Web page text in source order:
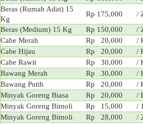
Beras (Rumah Adat) 15
Kg
Rp 175,000
/
Beras (Medium) 15 Kg
Rp 150,000
/
Cabe Merah
Rp 20,000
/
Cabe Hijau
Rp 20,000
/
Cabe Rawit
Rp 30,000
/
Bawang Merah
Rp 30,000
/
Bawang Putih
Rp 20,000
/
Minyak Goreng Biasa
Rp 20,000
/
Minyak Goreng Bimoli
Rp 15,000
/
Minyak Goreng Bimoli
Rp 28,000
/